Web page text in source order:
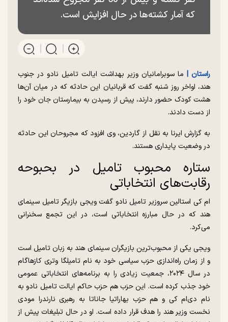
که آمار کشته‌ها در حال افزایش است.
راستان | ما سوبرامانیان وزیر بهداشت ایالت تامیل نادو در جنوب
هند، اواخر روز شنبه گفت که قربانیان این حادثه که در میان آن‌ها
هشت کودک حضور دارند، پیش از رسیدن به بیمارستان جان خود را
از دست دادند.
به گزارش ایرنا به نقل از گاردین، وی افزود که مجروحان این حادثه
در وضعیت پایداری هستند.
ستاره محبوب تامیل در بحبوحه
رقابت‌های انتخاباتی
ام کی استالین سروزیر تامیل نادو گفت ویجی بازیگر تامیل سینمای
هند که در حال مبارزه انتخاباتی است، در این تجمع سخنرانی
می‌کرد.
ویجی یکی از محبوب‌ترین بازیگران سینمای هند به زبان تامیل است
و از زمان راه‌اندازی حزب سیاسی خود به نام تامیلگا وتری کازهاگام
در سال ۲۰۲۴، جمعیت زیادی را به برنامه‌های انتخاباتی عمومی
خود جذب کرده است. این حزب هم حزب حاکم ایالت تامیل نادو به
نام دی‌ام کی و هم حزب بهاراتیا جاناتا به رهبری نارندرا مودی
نخست وزیر هند را هدف قرار داده است. او در حال تبلیغات پیش از